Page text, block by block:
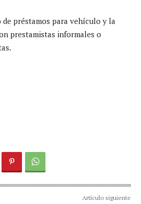
de préstamos para vehículo y la
prestamistas informales o
Artículo siguiente